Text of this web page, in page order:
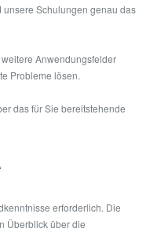
Schulungen genau das
Anwendungsfelder
Probleme lösen.
das für Sie bereitstehende
erforderlich. Die
Überblick über die